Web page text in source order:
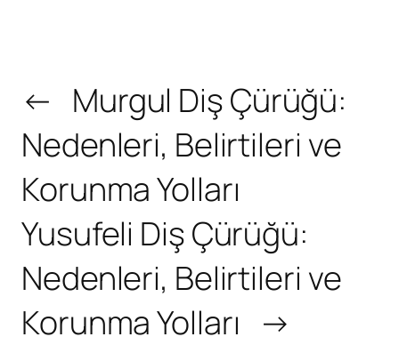
← Murgul Diş Çürüğü:
Nedenleri, Belirtileri ve
Korunma Yolları
Yusufeli Diş Çürüğü:
Nedenleri, Belirtileri ve
Korunma Yolları →